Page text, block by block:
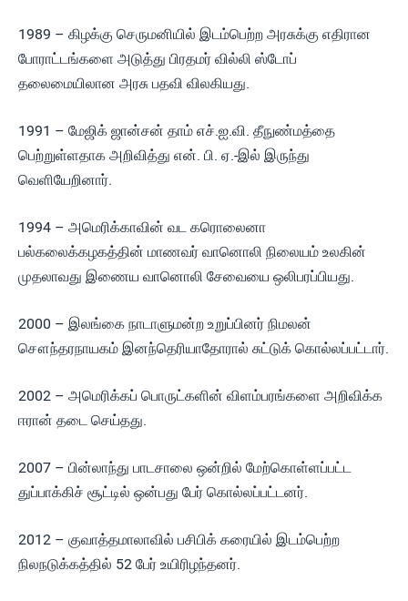
1989 – கிழக்கு செருமனியில் இடம்பெற்ற அரசுக்கு எதிரான
போராட்டங்களை அடுத்து பிரதமர் வில்லி ஸ்டோப்
தலைமையிலான அரசு பதவி விலகியது.
1991 – மேஜிக் ஜான்சன் தாம் எச்.ஐ.வி. தீநுண்மத்தை
பெற்றுள்ளதாக அறிவித்து என். பி. ஏ.-இல் இருந்து
வெளியேறினார்.
1994 – அமெரிக்காவின் வட கரொலைனா
பல்கலைக்கழகத்தின் மாணவர் வானொலி நிலையம் உலகின்
முதலாவது இணைய வானொலி சேவையை ஒலிபரப்பியது.
2000 – இலங்கை நாடாளுமன்ற உறுப்பினர் நிமலன்
சௌந்தரநாயகம் இனந்தெரியாதோரால் சுட்டுக் கொல்லப்பட்டார்.
2002 – அமெரிக்கப் பொருட்களின் விளம்பரங்களை அறிவிக்க
ஈரான் தடை செய்தது.
2007 – பின்லாந்து பாடசாலை ஒன்றில் மேற்கொள்ளப்பட்ட
துப்பாக்கிச் சூட்டில் ஒன்பது பேர் கொல்லப்பட்டனர்.
2012 – குவாத்தமாலாவில் பசிபிக் கரையில் இடம்பெற்ற
நிலநடுக்கத்தில் 52 பேர் உயிரிழந்தனர்.